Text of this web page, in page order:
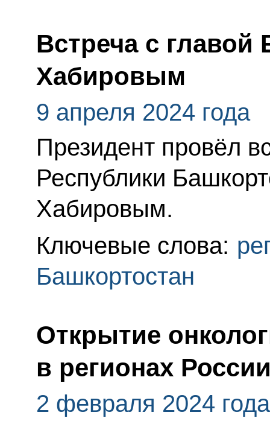
Встреча с
Хабировым
9 апреля 2024 года
Президент провёл
Республики
Хабировым.
Ключевые слова:
Башкортостан
Открытие
в регионах
2 февраля 2024 года